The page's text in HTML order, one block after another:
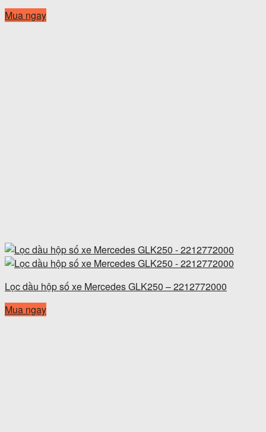
Mua ngay
Lọc dầu hộp số xe Mercedes GLK250 – 2212772000
Mua ngay